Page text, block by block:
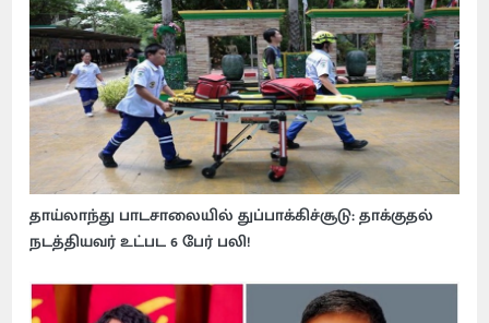
தாய்லாந்து பாடசாலையில் துப்பாக்கிச்சூடு: தாக்குதல்
நடத்தியவர் உட்பட 6 பேர் பலி!